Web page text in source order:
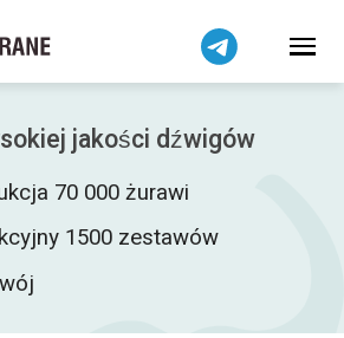
jakości dźwigów
70 000 żurawi
1500 zestawów